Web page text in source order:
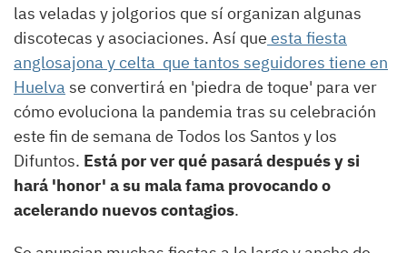
las veladas y jolgorios que sí organizan algunas
discotecas y asociaciones. Así que esta fiesta
anglosajona y celta que tantos seguidores tiene en
Huelva se convertirá en 'piedra de toque' para ver
cómo evoluciona la pandemia tras su celebración
este fin de semana de Todos los Santos y los
Difuntos. Está por ver qué pasará después y si
hará 'honor' a su mala fama provocando o
acelerando nuevos contagios.